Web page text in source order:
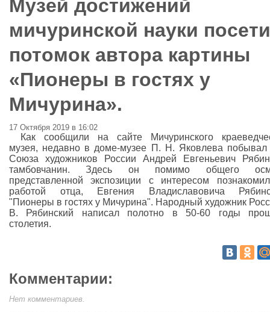
Музей достижений
мичуринской науки
потомок автора картины
«Пионеры в гостях у
Мичурина».
17 Октября 2019 в 16:02
Как сообщили на сайте Мичуринского
музея, недавно в доме-музее П. Н. Яковлева побывал
Союза художников России Андрей Евгеньевич
тамбовчанин. Здесь он помимо общего
представленной экспозиции с интересом
работой отца, Евгения Владиславовича
"Пионеры в гостях у Мичурина". Народный художник
В. Рябинский написал полотно в 50-60 годы
столетия.
Комментарии:
Нет комментариев.